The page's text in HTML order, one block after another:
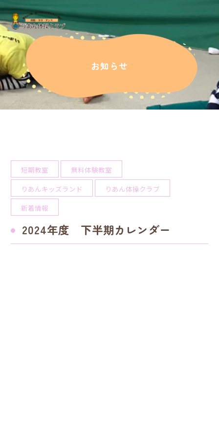
お知らせ
短期教室
無料体験教室
りあんキッズランド
りあん体操クラブ
新着情報
2024年度 下半期カレンダー